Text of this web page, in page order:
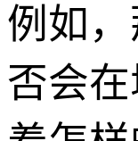
例如
否会